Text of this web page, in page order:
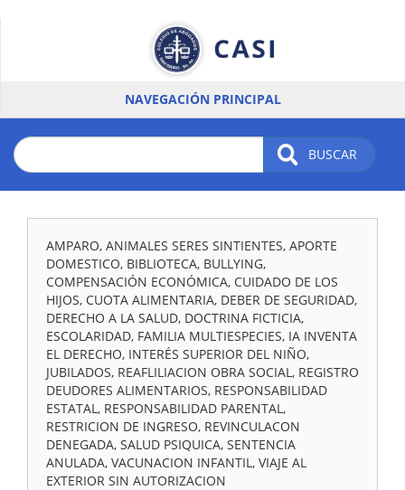
NAVEGACIÓN PRINCIPAL
BUSCAR
AMPARO, ANIMALES SERES SINTIENTES, APORTE
DOMESTICO, BIBLIOTECA, BULLYING,
COMPENSACIÓN ECONÓMICA, CUIDADO DE LOS
HIJOS, CUOTA ALIMENTARIA, DEBER DE SEGURIDAD,
DERECHO A LA SALUD, DOCTRINA FICTICIA,
ESCOLARIDAD, FAMILIA MULTIESPECIES, IA INVENTA
EL DERECHO, INTERÉS SUPERIOR DEL NIÑO,
JUBILADOS, REAFLILIACION OBRA SOCIAL, REGISTRO
DEUDORES ALIMENTARIOS, RESPONSABILIDAD
ESTATAL, RESPONSABILIDAD PARENTAL,
RESTRICION DE INGRESO, REVINCULACON
DENEGADA, SALUD PSIQUICA, SENTENCIA
ANULADA, VACUNACION INFANTIL, VIAJE AL
EXTERIOR SIN AUTORIZACION